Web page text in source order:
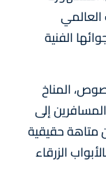
العالمي
الفنية
المناخ
إلى
متاهة حقيقية
الزرقاء